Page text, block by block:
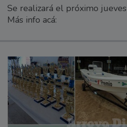
Se realizará el próximo
Más info acá: